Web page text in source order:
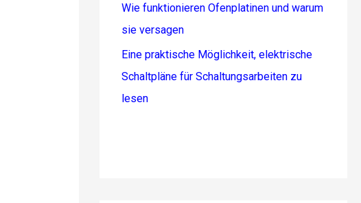
Wie funktionieren Ofenplatinen und warum
sie versagen
Eine praktische Möglichkeit, elektrische
Schaltpläne für Schaltungsarbeiten zu
lesen